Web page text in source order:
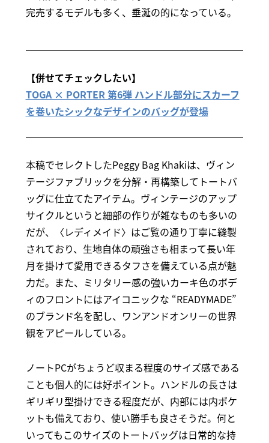
完売するモデルも多く、垂涎の的になっている。
【併せてチェックしたい】
TOGA × PORTER 第6弾 ハンドル部分にスカーフ
を巻いたシックなデザインのバッグが登場
本稿でセレクトしたPeggy Bag Khakiは、ヴィン
テージファブリックを分解・再構築してトートバ
ッグに仕立てたアイテム。ヴィンテージのアップ
サイクルというと細部の作りが雑なものも多いの
だが、〈レディメイド〉はご覧の通り丁寧に縫製
されており、生地自体の頑強さも相まって長い年
月を掛けて愛用できるタフさを備えている点が魅
力だ。また、ミリタリー感の強いカーキ色のボデ
ィのフロントにはアイコニックな “READYMADE”
のブランド名を配し、ワンアンドオンリーの世界
観をアピールしている。
ノートPCがちょうど収まる程度のサイズ感である
ことも個人的には好ポイント。ハンドルの長さは
ギリギリ型掛けできる程度だが、内部には内ポケ
ットも備えており、使い勝手も良さそうだ。何と
いってもこのサイズのトートバッグは日常的な持